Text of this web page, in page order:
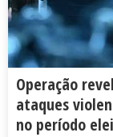
Operação
ataques
no período